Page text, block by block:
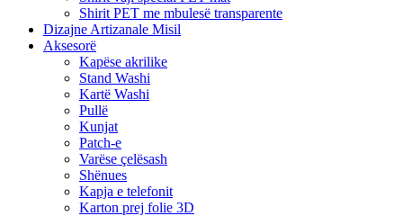
Shirit PET me mbulesë transparente
Dizajne Artizanale Misil
Aksesorë
Kapëse akrilike
Stand Washi
Kartë Washi
Pullë
Kunjat
Patch-e
Varëse çelësash
Shënues
Kapja e telefonit
Karton prej folie 3D